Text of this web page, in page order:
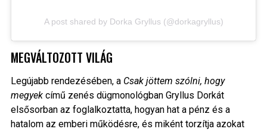
A post shared by Dorka Gryllus (@dorkagryllus)
MEGVÁLTOZOTT VILÁG
Legújabb rendezésében, a Csak jöttem szólni, hogy
megyek című zenés dügmonológban Gryllus Dorkát
elsősorban az foglalkoztatta, hogyan hat a pénz és a
hatalom az emberi működésre, és miként torzítja azokat